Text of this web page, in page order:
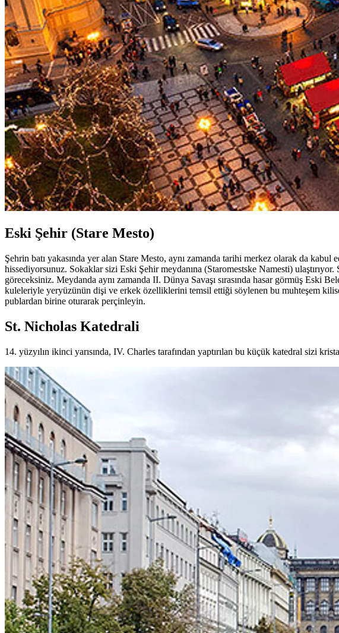
Eski Şehir (Stare Mesto)
Şehrin batı yakasında yer alan Stare Mesto, aynı zamanda tarihi merkez olarak da
hissediyorsunuz. Sokaklar sizi Eski Şehir meydanına (Staromestske Namesti)
göreceksiniz. Meydanda aynı zamanda II. Dünya Savaşı sırasında hasar görmüş Eski
kuleleriyle yeryüzünün dişi ve erkek özelliklerini temsil ettiği söylenen bu muhteşem
publardan birine oturarak perçinleyin.
St. Nicholas Katedrali
14. yüzyılın ikinci yarısında, IV. Charles tarafından yaptırılan bu küçük katedral sizi